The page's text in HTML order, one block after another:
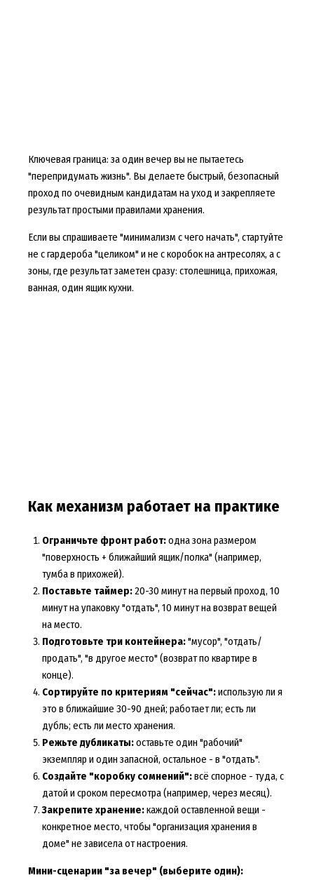
Ключевая граница: за один вечер вы не пытаетесь
"перепридумать жизнь". Вы делаете быстрый, безопасный
проход по очевидным кандидатам на уход и закрепляете
результат простыми правилами хранения.
Если вы спрашиваете "минимализм с чего начать", стартуйте
не с гардероба "целиком" и не с коробок на антресолях, а с
зоны, где результат заметен сразу: столешница, прихожая,
ванная, один ящик кухни.
Как механизм работает на практике
Ограничьте фронт работ:одна зона размером
"поверхность + ближайший ящик/полка" (например,
тумба в прихожей).
Поставьте таймер:20-30 минут на первый проход, 10
минут на упаковку "отдать", 10 минут на возврат вещей
на место.
Подготовьте три контейнера:"мусор", "отдать/
продать", "в другое место" (возврат по квартире в
конце).
Сортируйте по критериям "сейчас":использую ли я
это в ближайшие 30-90 дней; работает ли; есть ли
дубль; есть ли место хранения.
Режьте дубликаты:оставьте один "рабочий"
экземпляр и один запасной, остальное - в "отдать".
Создайте "коробку сомнений":всё спорное - туда, с
датой и сроком пересмотра (например, через месяц).
Закрепите хранение:каждой оставленной вещи -
конкретное место, чтобы "организация хранения в
доме" не зависела от настроения.
Мини-сценарии "за вечер" (выберите один):